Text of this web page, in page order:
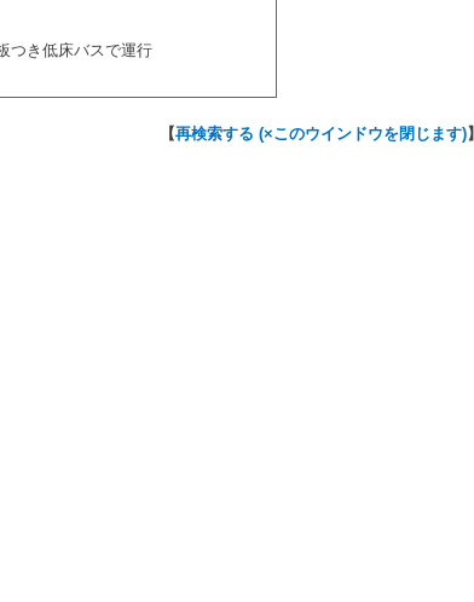
つき低床バスで運行
【再検索する (×このウインドウを閉じます)】